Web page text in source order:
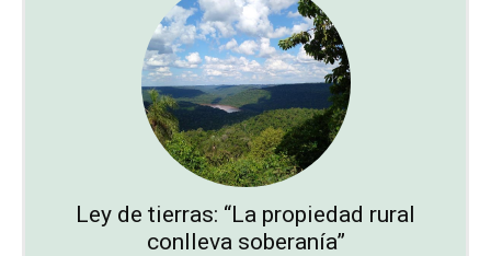
Ley de tierras: “La propiedad rural
conlleva soberanía”